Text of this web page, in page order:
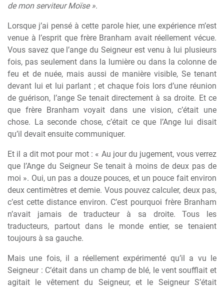
de mon serviteur Moïse ».
Lorsque j’ai pensé à cette parole hier, une expérience m’est
venue à l’esprit que frère Branham avait réellement vécue.
Vous savez que l’ange du Seigneur est venu à lui plusieurs
fois, pas seulement dans la lumière ou dans la colonne de
feu et de nuée, mais aussi de manière visible, Se tenant
devant lui et lui parlant ; et chaque fois lors d’une réunion
de guérison, l’ange Se tenait directement à sa droite. Et ce
que frère Branham voyait dans une vision, c’était une
chose. La seconde chose, c’était ce que l’Ange lui disait
qu’il devait ensuite communiquer.
Et il a dit mot pour mot : « Au jour du jugement, vous verrez
que l’Ange du Seigneur Se tenait à moins de deux pas de
moi ». Oui, un pas a douze pouces, et un pouce fait environ
deux centimètres et demie. Vous pouvez calculer, deux pas,
c’est cette distance environ. C’est pourquoi frère Branham
n’avait jamais de traducteur à sa droite. Tous les
traducteurs, partout dans le monde entier, se tenaient
toujours à sa gauche.
Mais une fois, il a réellement expérimenté qu’il a vu le
Seigneur : C’était dans un champ de blé, le vent soufflait et
agitait le vêtement du Seigneur, et le Seigneur S’était